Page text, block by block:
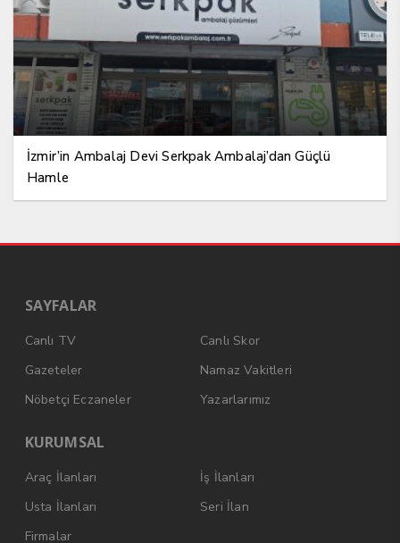
İzmir’in Ambalaj Devi Serkpak Ambalaj’dan Güçlü
Hamle
SAYFALAR
Canlı TV
Canlı Skor
Gazeteler
Namaz Vakitleri
Nöbetçi Eczaneler
Yazarlarımız
KURUMSAL
Araç İlanları
İş İlanları
Usta İlanları
Seri İlan
Firmalar